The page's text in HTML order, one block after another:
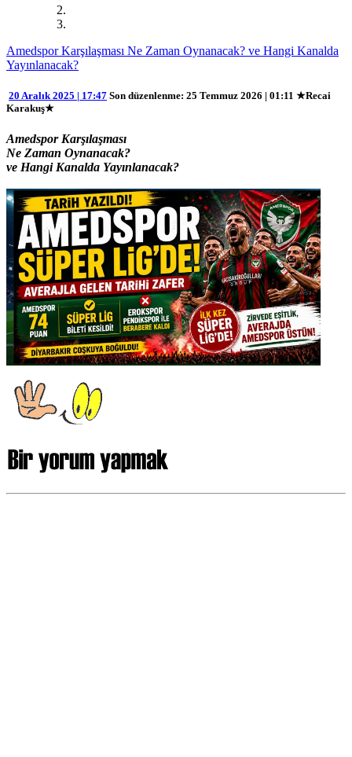
Amedspor Karşılaşması Ne Zaman Oynanacak? ve Hangi Kanalda
Yayınlanacak?
20 Aralık 2025 | 17:47 Son düzenlenme: 25 Temmuz 2026 | 01:11 ★Recai
Karakuş★
Amedspor Karşılaşması
Ne Zaman Oynanacak?
ve Hangi Kanalda Yayınlanacak?